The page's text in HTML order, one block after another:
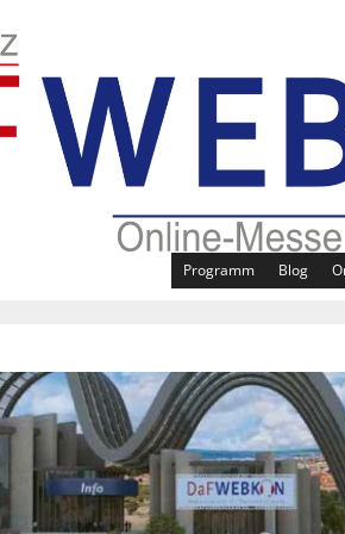
Programm Blog